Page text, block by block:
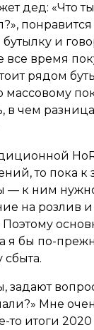
дед: «Что
и
все время
рядом
массовому
в чем
то пока к
— к ним
на розлив
я бы по-
сбыта.
задают
Мне
то итоги 2020